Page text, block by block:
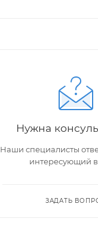
Нужна
Наши специалисты
интересующий
ЗАДАТЬ